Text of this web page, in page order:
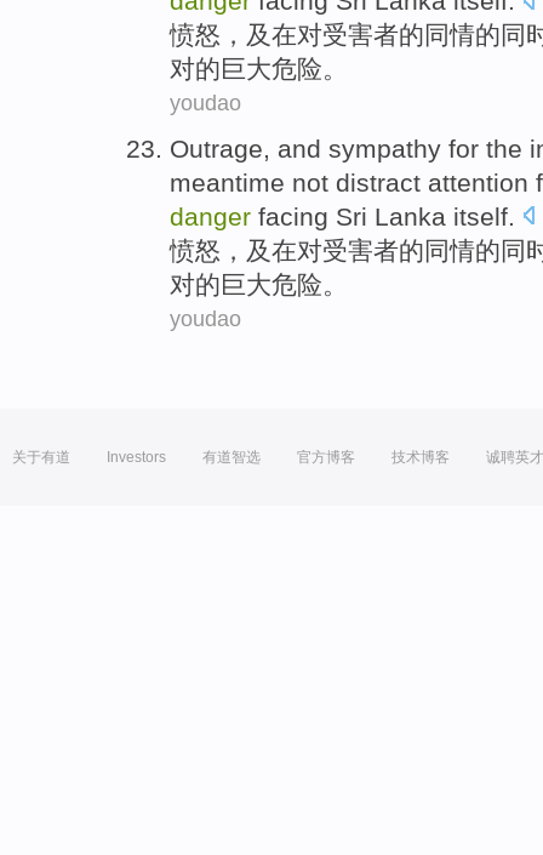
愤怒 ， 及在对受害者的同情的同
对的巨大危险。
youdao
Outrage and sympathy for the
meantime not distract attention
danger facing Sri Lanka itself
愤怒 ， 及在对受害者的同情的同
对的巨大危险 。
youdao
关于有道 Investors 有道智选 官方博客 技术博客 诚聘英才